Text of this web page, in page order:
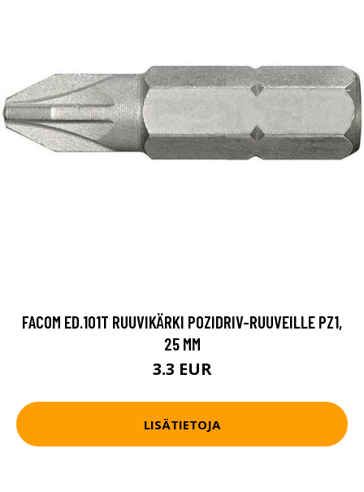
FACOM ED.101T RUUVIKÄRKI POZIDRIV-RUUVEILLE PZ1,
25 MM
3.3 EUR
LISÄTIETOJA